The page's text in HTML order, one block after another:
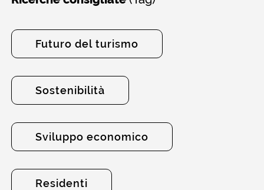
Futuro del turismo
Sostenibilità
Sviluppo economico
Residenti